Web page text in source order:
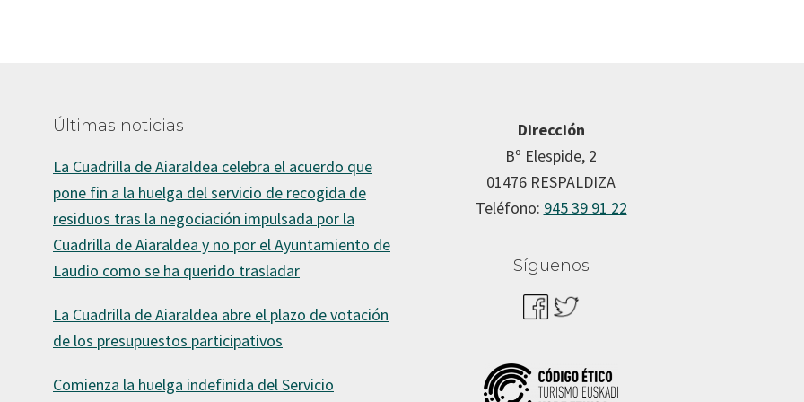
Últimas noticias
La Cuadrilla de Aiaraldea celebra el acuerdo que
pone fin a la huelga del servicio de recogida de
residuos tras la negociación impulsada por la
Cuadrilla de Aiaraldea y no por el Ayuntamiento de
Laudio como se ha querido trasladar
La Cuadrilla de Aiaraldea abre el plazo de votación
de los presupuestos participativos
Comienza la huelga indefinida del Servicio
Dirección
Bº Elespide, 2
01476 RESPALDIZA
Teléfono: 945 39 91 22
Síguenos